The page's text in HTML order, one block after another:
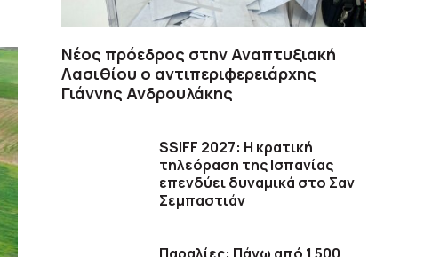
Νέος πρόεδρος στην Αναπτυξιακή
Λασιθίου ο αντιπεριφερειάρχης
Γιάννης Ανδρουλάκης
SSIFF 2027: Η κρατική
τηλεόραση της Ισπανίας
επενδύει δυναμικά στο Σαν
Σεμπαστιάν